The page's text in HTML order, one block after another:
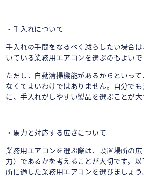
・手入れについて
手入れの手間をなるべく減らしたい場合
いている業務用エアコンを選ぶのもよいで
ただし、自動清掃機能があるからといっ
なくてよいわけではありません。自分で
に、手入れがしやすい製品を選ぶことが大
・馬力と対応する広さについて
業務用エアコンを選ぶ際は、設置場所の
力）であるかを考えることが大切です。
所に適した業務用エアコンを選びましょう。